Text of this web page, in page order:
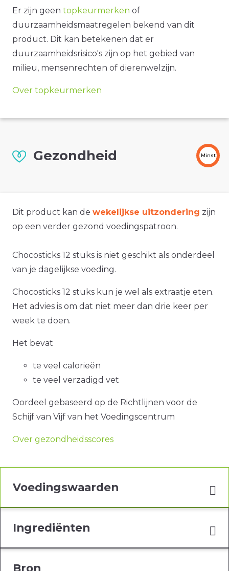
Er zijn geen topkeurmerken of
duurzaamheidsmaatregelen bekend van dit
product. Dit kan betekenen dat er
duurzaamheidsrisico's zijn op het gebied van
milieu, mensenrechten of dierenwelzijn.
Over topkeurmerken
Gezondheid Minst
Dit product kan de wekelijkse uitzondering zijn
op een verder gezond voedingspatroon.
Chocosticks 12 stuks is niet geschikt als onderdeel
van je dagelijkse voeding.
Chocosticks 12 stuks kun je wel als extraatje eten.
Het advies is om dat niet meer dan drie keer per
week te doen.
Het bevat
te veel calorieën
te veel verzadigd vet
Oordeel gebaseerd op de Richtlijnen voor de
Schijf van Vijf van het Voedingscentrum
Over gezondheidsscores
Voedingswaarden
Ingrediënten
Bron